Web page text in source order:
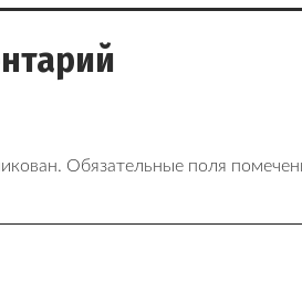
Обязательные поля